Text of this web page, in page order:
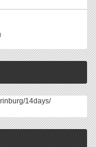
14days/